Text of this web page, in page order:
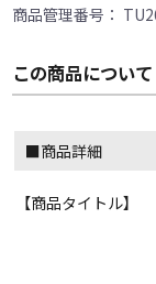
商品管理番号：
この商品について
■商品詳細
【商品タイトル】